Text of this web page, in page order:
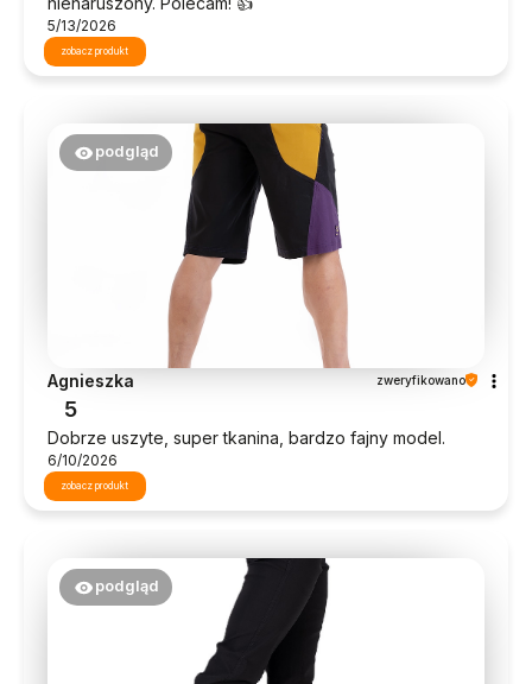
5/13/2026
zobacz produkt
podgląd
Agnieszka zweryfikowano
5
Dobrze uszyte, super tkanina, bardzo fajny model.
6/10/2026
zobacz produkt
podgląd